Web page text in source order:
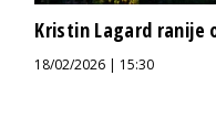
Kristin Lagard ranije
18/02/2026 | 15:30